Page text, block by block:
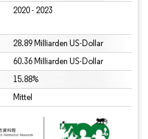
2020 - 2023
28.89 Milliarden US-Dollar
60.36 Milliarden US-Dollar
15.88%
Mittel